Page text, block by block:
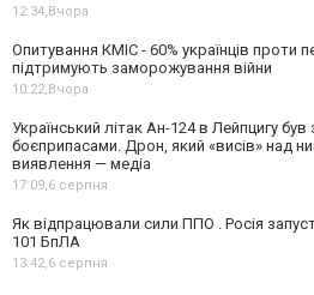
12:34,Вчора
Опитування КМІС - 60% українців проти
підтримують заморожування війни
10:22,Вчора
Український літак Ан-124 в Лейпцигу
боєприпасами. Дрон, який «висів» над
виявлення — медіа
17:09,6 серпня
Як відпрацювали сили ППО . Росія
101 БпЛА
13:42,6 серпня